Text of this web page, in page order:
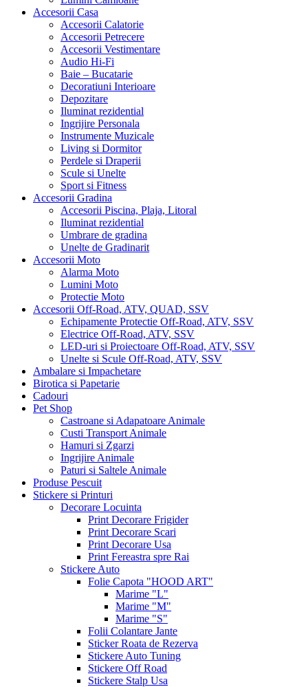
Accesorii Casa
Accesorii Calatorie
Accesorii Petrecere
Accesorii Vestimentare
Audio Hi-Fi
Baie – Bucatarie
Decoratiuni Interioare
Depozitare
Iluminat rezidential
Ingrijire Personala
Instrumente Muzicale
Living si Dormitor
Perdele si Draperii
Scule si Unelte
Sport si Fitness
Accesorii Gradina
Accesorii Piscina, Plaja, Litoral
Iluminat rezidential
Umbrare de gradina
Unelte de Gradinarit
Accesorii Moto
Alarma Moto
Lumini Moto
Protectie Moto
Accesorii Off-Road, ATV, QUAD, SSV
Echipamente Protectie Off-Road, ATV, SSV
Electrice Off-Road, ATV, SSV
LED-uri si Proiectoare Off-Road, ATV, SSV
Unelte si Scule Off-Road, ATV, SSV
Ambalare si Impachetare
Birotica si Papetarie
Cadouri
Pet Shop
Castroane si Adapatoare Animale
Custi Transport Animale
Hamuri si Zgarzi
Ingrijire Animale
Paturi si Saltele Animale
Produse Pescuit
Stickere si Printuri
Decorare Locuinta
Print Decorare Frigider
Print Decorare Scari
Print Decorare Usa
Print Fereastra spre Rai
Stickere Auto
Folie Capota "HOOD ART"
Marime "L"
Marime "M"
Marime "S"
Folii Colantare Jante
Sticker Roata de Rezerva
Stickere Auto Tuning
Stickere Off Road
Stickere Stalp Usa